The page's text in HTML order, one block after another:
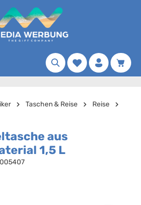
Merkzettel
Taschen & Reise
Reise
aus
1,5 L